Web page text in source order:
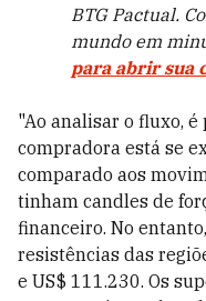
BTG Pactual.
mundo em
para abrir sua
"Ao analisar o fluxo,
compradora está se
comparado aos
tinham candles de
financeiro. No
resistências das
e US$ 111.230. Os